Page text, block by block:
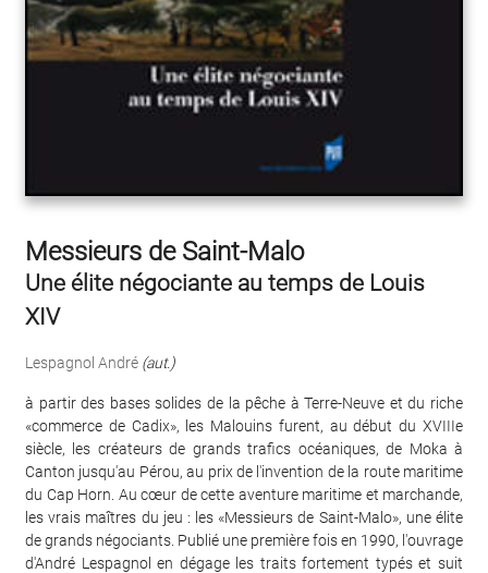
Messieurs de Saint-Malo
Une élite négociante au temps de Louis
XIV
Lespagnol André (aut.)
à partir des bases solides de la pêche à Terre-Neuve et du riche
«commerce de Cadix», les Malouins furent, au début du XVIIIe
siècle, les créateurs de grands trafics océaniques, de Moka à
Canton jusqu'au Pérou, au prix de l'invention de la route maritime
du Cap Horn. Au cœur de cette aventure maritime et marchande,
les vrais maîtres du jeu : les «Messieurs de Saint-Malo», une élite
de grands négociants. Publié une première fois en 1990, l'ouvrage
d'André Lespagnol en dégage les traits fortement typés et suit